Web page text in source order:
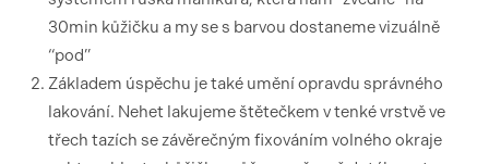
30min kůžičku a my se s barvou dostaneme vizuálně
“pod”
Základem úspěchu je také umění opravdu správného
lakování. Nehet lakujeme štětečkem v tenké vrstvě ve
třech tazích se závěrečným fixováním volného okraje